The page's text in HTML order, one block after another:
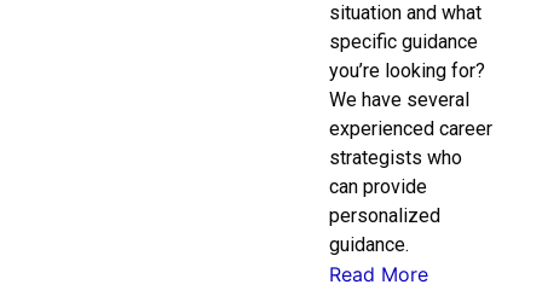
situation and what
specific guidance
you’re looking for?
We have several
experienced career
strategists who
can provide
personalized
guidance.
Read More